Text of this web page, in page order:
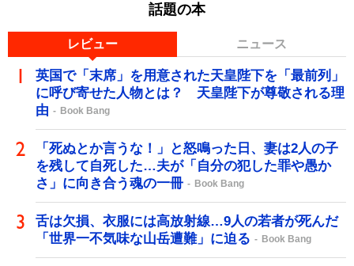
話題の本
レビュー ニュース
英国で「末席」を用意された天皇陛下を「最前列」
に呼び寄せた人物とは？ 天皇陛下が尊敬される理
由
Book Bang
「死ぬとか言うな！」と怒鳴った日、妻は2人の子
を残して自死した…夫が「自分の犯した罪や愚か
さ」に向き合う魂の一冊
Book Bang
舌は欠損、衣服には高放射線…9人の若者が死んだ
「世界一不気味な山岳遭難」に迫る
Book Bang